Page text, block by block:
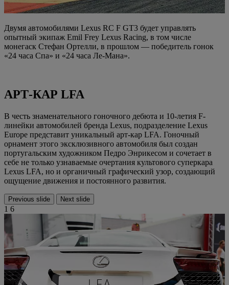
Двумя автомобилями Lexus RC F GT3 будет управлять
опытный экипаж Emil Frey Lexus Racing, в том числе
монегаск Стефан Ортелли, в прошлом — победитель гонок
«24 часа Спа» и «24 часа Ле-Мана».
АРТ-КАР LFA
В честь знаменательного гоночного дебюта и 10-летия F-
линейки автомобилей бренда Lexus, подразделение Lexus
Europe представит уникальный арт-кар LFA. Гоночный
орнамент этого эксклюзивного автомобиля был создан
португальским художником Педро Энрикесом и сочетает в
себе не только узнаваемые очертания культового суперкара
Lexus LFA, но и органичный графический узор, создающий
ощущение движения и постоянного развития.
Previous slide Next slide
1 6